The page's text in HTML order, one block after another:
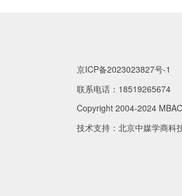
京ICP备2023023827号-1
联系电话：18519265674
Copyright 2004-2024
技术支持：北京中媒学商科